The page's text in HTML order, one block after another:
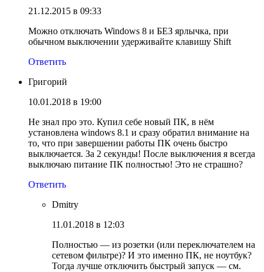
21.12.2015 в 09:33
Можно отключать Windows 8 и БЕЗ ярлычка, при
обычном выключении удерживайте клавишу Shift
Ответить
Григорий
10.01.2018 в 19:00
Не знал про это. Купил себе новый ПК, в нём
установлена windows 8.1 и сразу обратил внимание на
то, что при завершении работы ПК очень быстро
выключается. За 2 секунды! После выключения я всегда
выключаю питание ПК полностью! Это не страшно?
Ответить
Dmitry
11.01.2018 в 12:03
Полностью — из розетки (или переключателем на
сетевом фильтре)? И это именно ПК, не ноутбук?
Тогда лучше отключить быстрый запуск — см.